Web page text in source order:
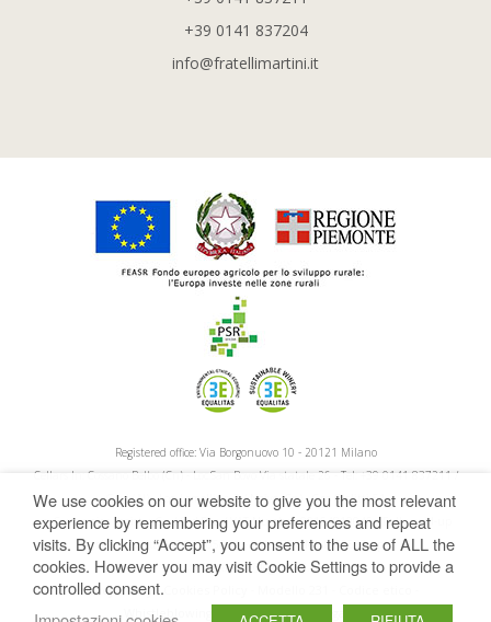
+39 0141 837204
info@fratellimartini.it
Registered office: Via Borgonuovo 10 - 20121 Milano
Cellars In: Cossano Belbo (Cn) - Loc.San Bovo Via statale 26 - Tel: +39 0141 837211 /
Gavi (Al) - Loc. Lomellina 2 / Neive (Cn) - C.so Giolitti 51
n. Companies Register Cn / Cod.Fisc. / VAT Number: 00164810046 - Fully paid-up
share capital: 12.977.056,61 - S.U. - REA: MI 1955533 - pec:
fratelli.martini@legalmail.it
Privacy Policy-
Whistleblowing Powered by Propaganda
We use cookies on our website to give you the most relevant
experience by remembering your preferences and repeat
visits. By clicking “Accept”, you consent to the use of ALL the
cookies. However you may visit Cookie Settings to provide a
controlled consent.